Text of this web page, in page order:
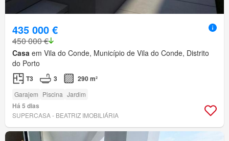
435 000 €
450 000 €
Casa em Vila do Conde, Município de Vila do Conde, Distrito
do Porto
T3 3 290 m²
Garajem Piscina Jardim
Há 5 dias
SUPERCASA - BEATRIZ IMOBILIÁRIA